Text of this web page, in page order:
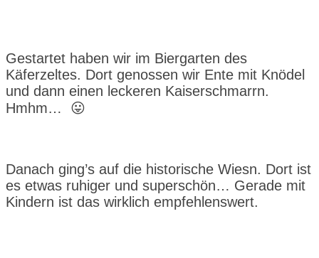
Gestartet haben wir im Biergarten des
Käferzeltes. Dort genossen wir Ente mit Knödel
und dann einen leckeren Kaiserschmarrn.
Hmhm… 😛
Danach ging’s auf die historische Wiesn. Dort ist
es etwas ruhiger und superschön… Gerade mit
Kindern ist das wirklich empfehlenswert.